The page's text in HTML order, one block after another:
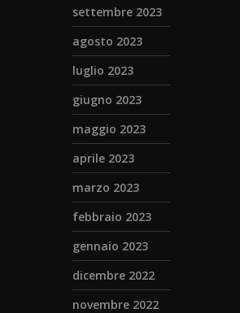
settembre 2023
agosto 2023
luglio 2023
giugno 2023
maggio 2023
aprile 2023
marzo 2023
febbraio 2023
gennaio 2023
dicembre 2022
novembre 2022